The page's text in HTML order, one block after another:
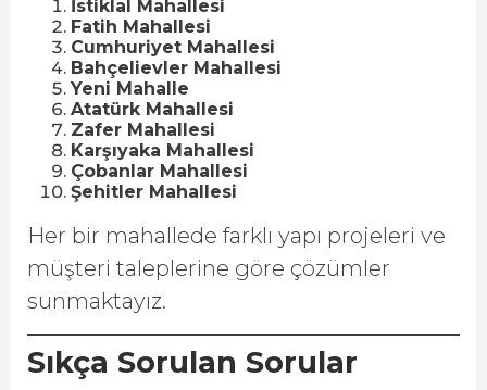
İstiklal Mahallesi
Fatih Mahallesi
Cumhuriyet Mahallesi
Bahçelievler Mahallesi
Yeni Mahalle
Atatürk Mahallesi
Zafer Mahallesi
Karşıyaka Mahallesi
Çobanlar Mahallesi
Şehitler Mahallesi
Her bir mahallede farklı yapı projeleri ve
müşteri taleplerine göre çözümler
sunmaktayız.
Sıkça Sorulan Sorular